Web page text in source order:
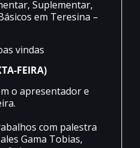
Suplementar,
em Teresina –
vindas
FEIRA)
o apresentador e
com palestra
Gama Tobias,